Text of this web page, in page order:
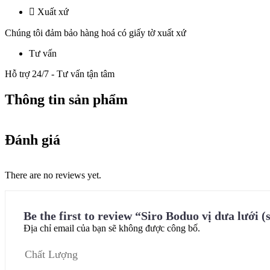
Xuất xứ
Chúng tôi đảm bảo hàng hoá có giấy tờ xuất xứ
Tư vấn
Hỗ trợ 24/7 - Tư vấn tận tâm
Thông tin sản phẩm
Đánh giá
There are no reviews yet.
Be the first to review “Siro Boduo vị dưa lưới
Địa chỉ email của bạn sẽ không được công bố.
Chất Lượng